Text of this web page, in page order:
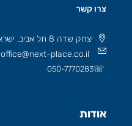
צרו קשר
יצחק שדה 8 תל אביב, ישראל 6777508
office@next-place.co.il
☏
050-7770283
אודות